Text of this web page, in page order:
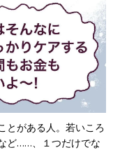
とがある人。若いころ
ど……、１つだけでな